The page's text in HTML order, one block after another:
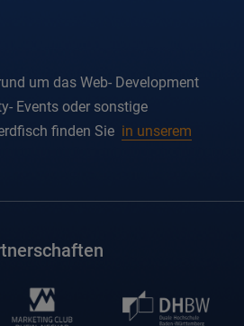
um das Web- Development
Events oder sonstige
finden Sie in unserem